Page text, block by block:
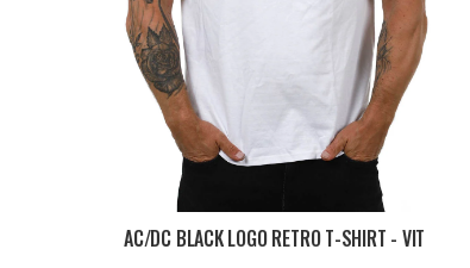
AC/DC BLACK LOGO RETRO T-SHIRT - VIT